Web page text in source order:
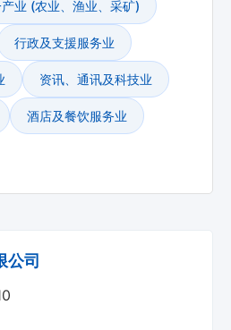
业 (农业、渔业、采矿)
行政及支援服务业
资讯、通讯及科技业
酒店及餐饮服务业
公司